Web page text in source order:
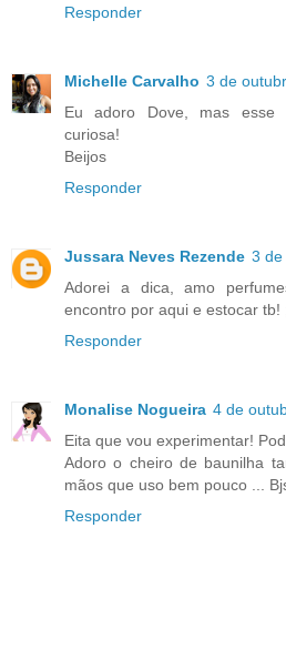
Responder
Michelle Carvalho 3 de
Eu adoro Dove, mas esse
curiosa!
Beijos
Responder
Jussara Neves Rezende 3 de
Adorei a dica, amo
encontro por aqui e estocar tb!
Responder
Monalise Nogueira 4 de
Eita que vou experimentar!
Adoro o cheiro de baunilha
mãos que uso bem pouco ...
Responder